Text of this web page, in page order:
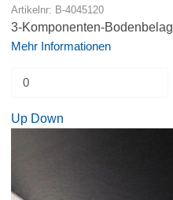
Artikelnr: B-4045120
3-Komponenten-Bodenbelag
Mehr Informationen
Up Down